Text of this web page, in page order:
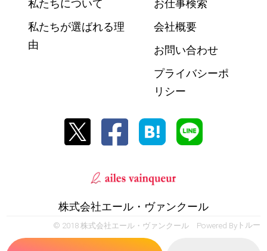
私たちについて
私たちが選ばれる理
由
お仕事検索
会社概要
お問い合わせ
プライバシーポ
リシー
株式会社エール・ヴァンクール
© 2018 株式会社エール・ヴァンクール Powered Byトルー